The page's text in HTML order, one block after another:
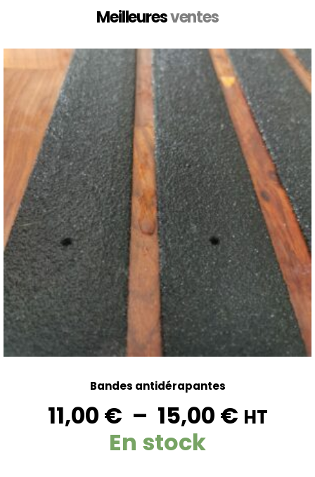
Meilleuresventesvv
Bandes antidérapantes
11,00 € – 15,00 € HT
En stock